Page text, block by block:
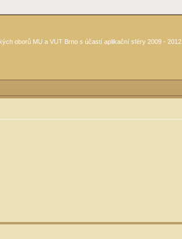
oborů MU a VUT Brno s účastí aplikační sféry 2009 - 2012